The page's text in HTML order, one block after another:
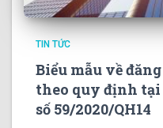
TIN TỨC
Biểu mẫu về
theo quy định
số 59/2020/QH14